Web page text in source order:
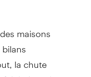
maisons
la chute